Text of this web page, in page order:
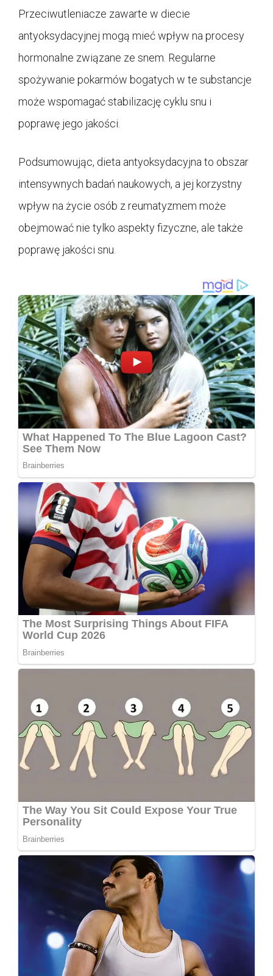
Przeciwutleniacze zawarte w diecie
antyoksydacyjnej mogą mieć wpływ na procesy
hormonalne związane ze snem. Regularne
spożywanie pokarmów bogatych w te substancje
może wspomagać stabilizację cyklu snu i
poprawę jego jakości.
Podsumowując, dieta antyoksydacyjna to obszar
intensywnych badań naukowych, a jej korzystny
wpływ na życie osób z reumatyzmem może
obejmować nie tylko aspekty fizyczne, ale także
poprawę jakości snu.